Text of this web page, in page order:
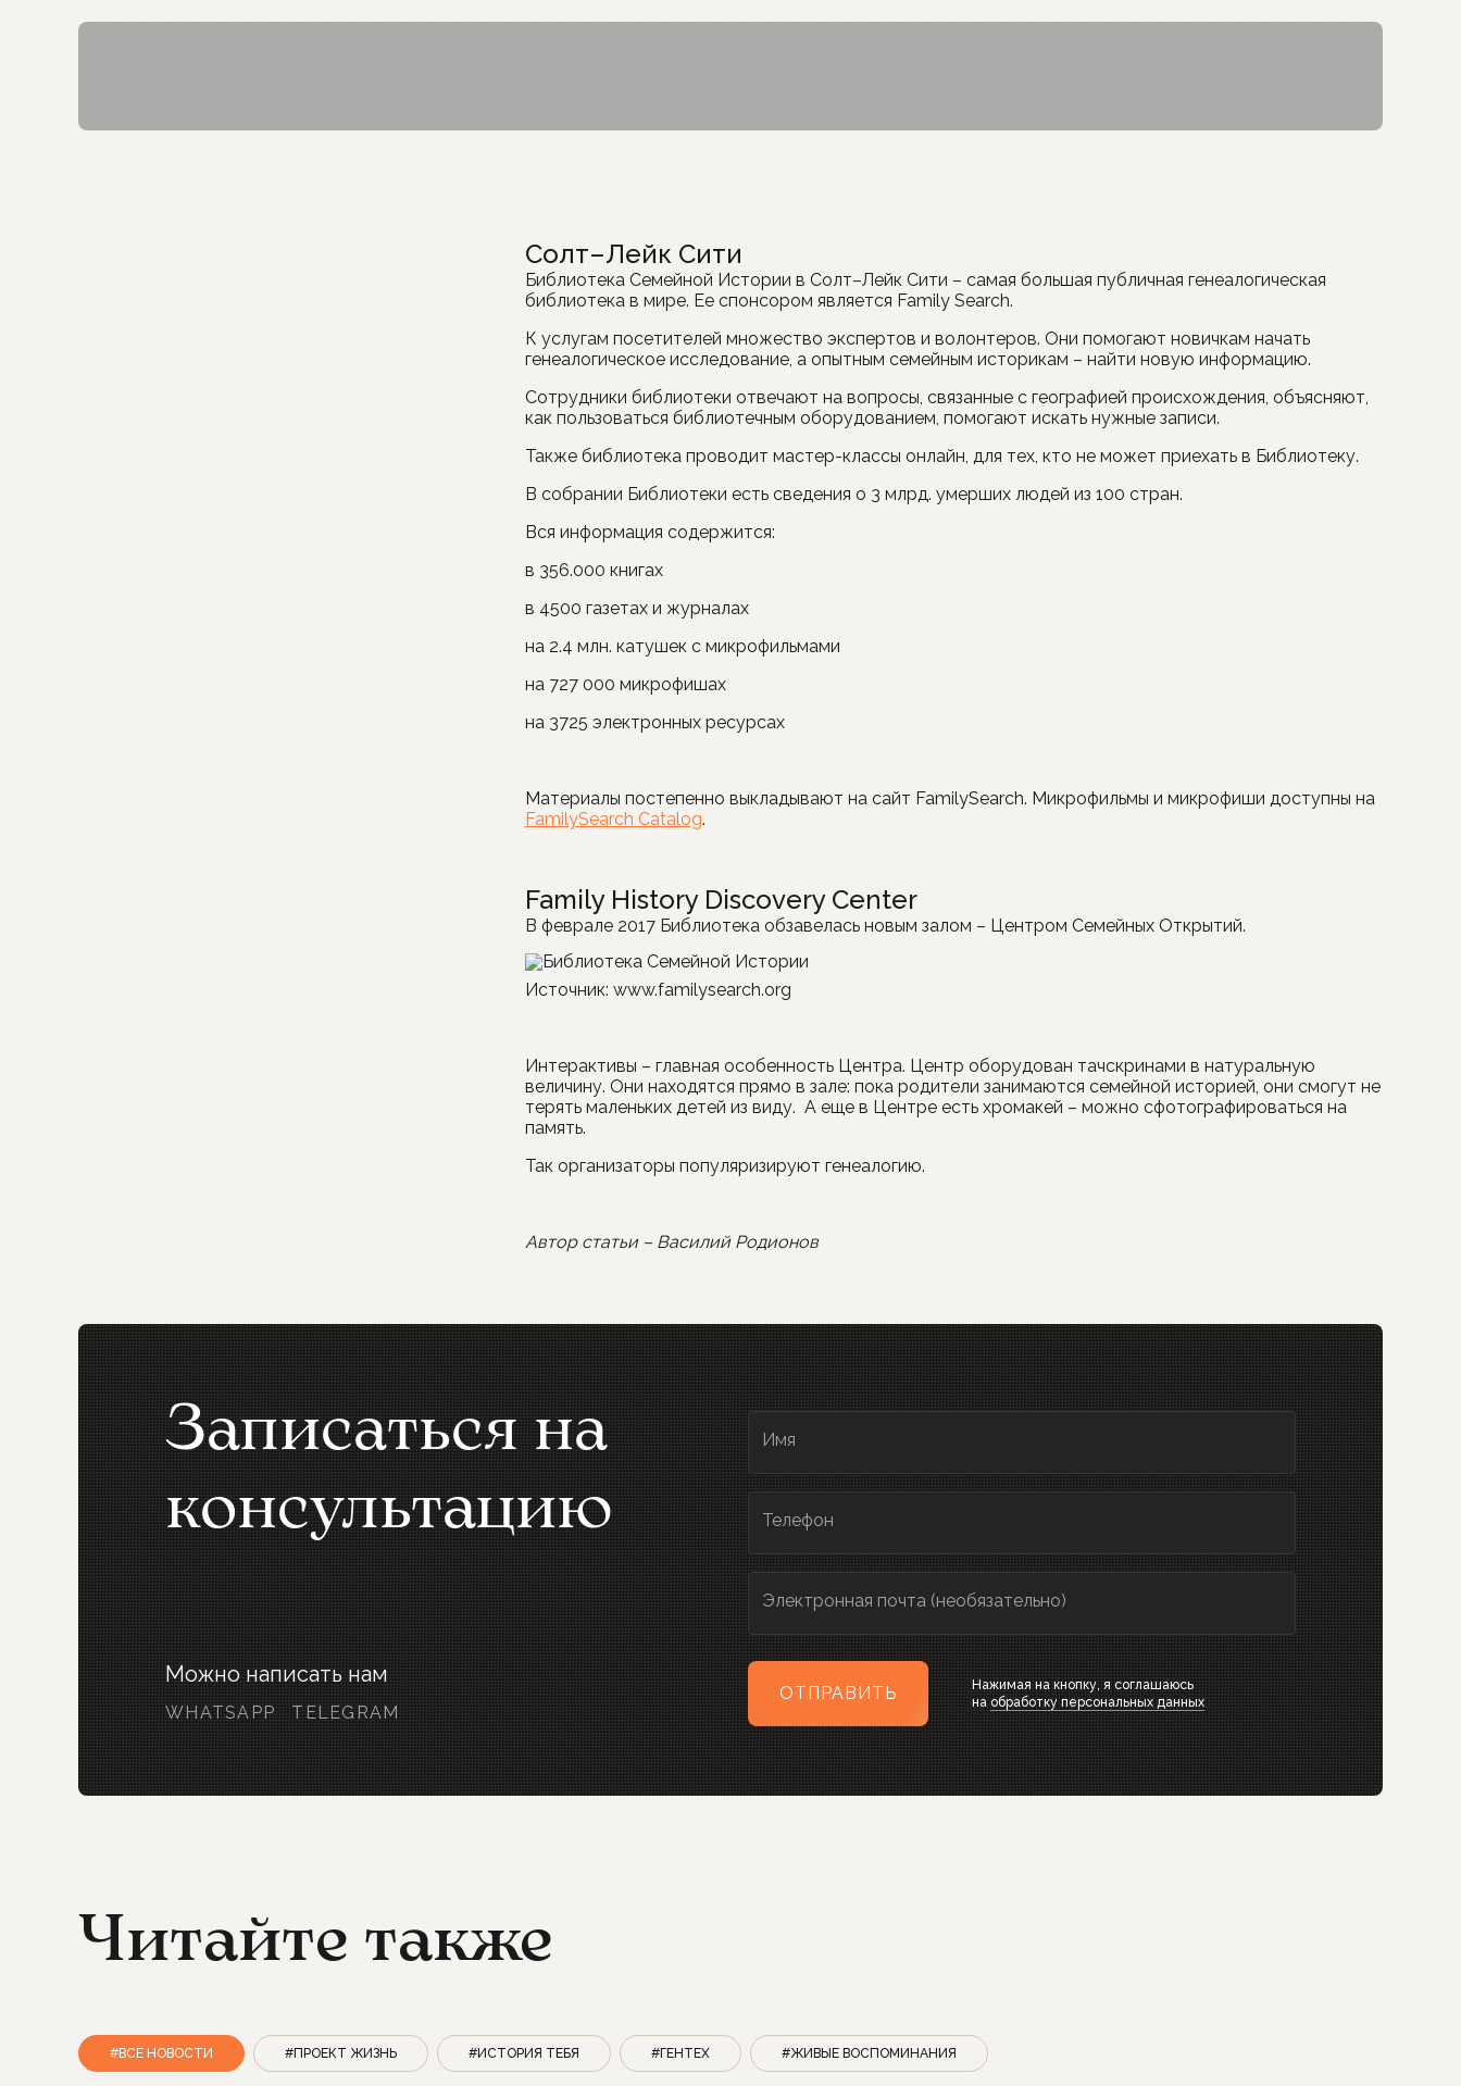
Солт–Лейк Сити
Библиотека Семейной Истории в Солт–Лейк Сити – самая большая публичная генеалогическая
библиотека в мире. Ее спонсором является Family Search.
К услугам посетителей множество экспертов и волонтеров. Они помогают новичкам начать
генеалогическое исследование, а опытным семейным историкам – найти новую информацию.
Сотрудники библиотеки отвечают на вопросы, связанные с географией происхождения, объясняют,
как пользоваться библиотечным оборудованием, помогают искать нужные записи.
Также библиотека проводит мастер-классы онлайн, для тех, кто не может приехать в Библиотеку.
В собрании Библиотеки есть сведения о 3 млрд. умерших людей из 100 стран.
Вся информация содержится:
в 356.000 книгах
в 4500 газетах и журналах
на 2.4 млн. катушек c микрофильмами
на 727 000 микрофишах
на 3725 электронных ресурсах
Материалы постепенно выкладывают на сайт FamilySearch. Микрофильмы и микрофиши доступны на
FamilySearch Catalog.
Family History Discovery Center
В феврале 2017 Библиотека обзавелась новым залом – Центром Семейных Открытий.
Источник: www.familysearch.org
Интерактивы – главная особенность Центра. Центр оборудован тачскринами в натуральную
величину. Они находятся прямо в зале: пока родители занимаются семейной историей, они смогут не
терять маленьких детей из виду. А еще в Центре есть хромакей – можно сфотографироваться на
память.
Так организаторы популяризируют генеалогию.
Автор статьи – Василий Родионов
Записаться на
консультацию
Можно написать нам
WHATSAPP TELEGRAM
Имя
Телефон
Электронная почта (необязательно)
ОТПРАВИТЬ
Нажимая на кнопку, я соглашаюсь
на обработку персональных данных
Читайте также
#ВСЕ НОВОСТИ #ПРОЕКТ ЖИЗНЬ #ИСТОРИЯ ТЕБЯ #ГЕНТЕХ #ЖИВЫЕ ВОСПОМИНАНИЯ